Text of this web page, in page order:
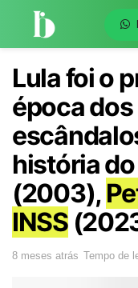
Lula foi o
época
história
(2003),
INSS
8 meses atrás Tempo de